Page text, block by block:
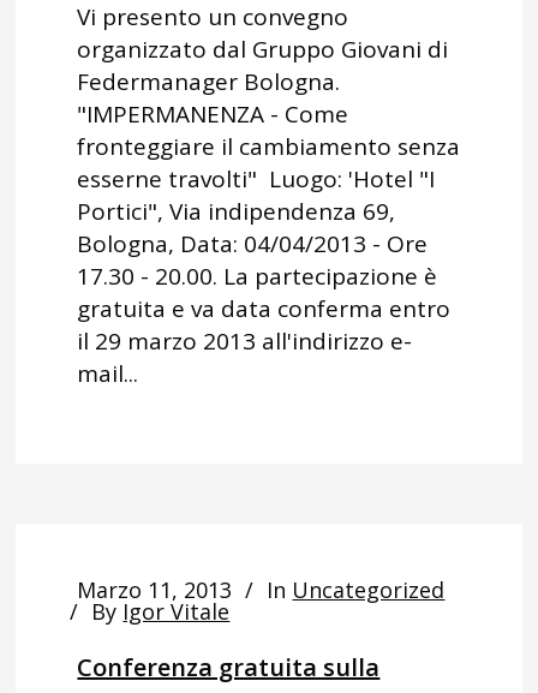
Vi presento un convegno
organizzato dal Gruppo Giovani di
Federmanager Bologna.
"IMPERMANENZA - Come
fronteggiare il cambiamento senza
esserne travolti" Luogo: 'Hotel "I
Portici", Via indipendenza 69,
Bologna, Data: 04/04/2013 - Ore
17.30 - 20.00. La partecipazione è
gratuita e va data conferma entro
il 29 marzo 2013 all'indirizzo e-
mail...
Marzo 11, 2013 In Uncategorized
By Igor Vitale
Conferenza gratuita sulla